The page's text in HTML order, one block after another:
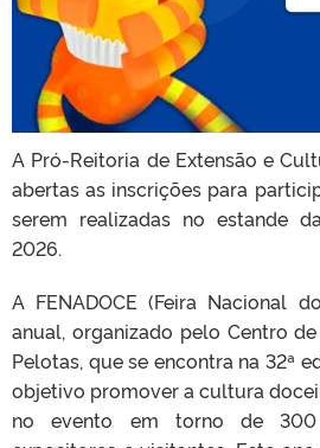
A Pró-Reitoria de Extensão e
abertas as inscrições para
serem realizadas no estande
2026.
A FENADOCE (Feira Nacional
anual, organizado pelo Centro
Pelotas, que se encontra na 32ª
objetivo promover a cultura
no evento em torno de 300